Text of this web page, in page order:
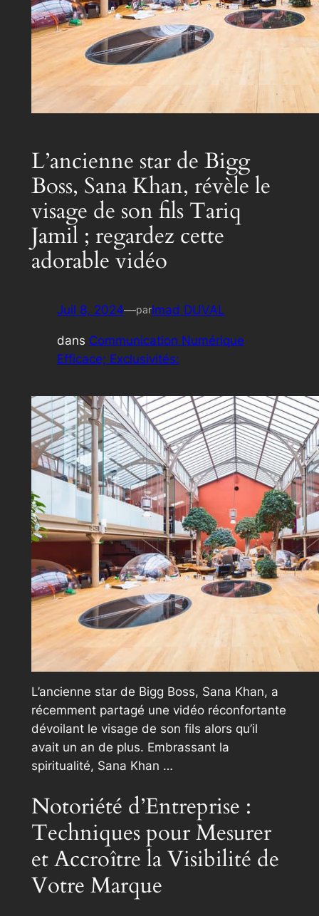
L’ancienne star de Bigg
Boss, Sana Khan, révèle le
visage de son fils Tariq
Jamil ; regardez cette
adorable vidéo
Juil 8, 2024—parImad DUVAL
dans Communication Numérique
Efficace; Exclusivités:
L’ancienne star de Bigg Boss, Sana Khan, a
récemment partagé une vidéo réconfortante
dévoilant le visage de son fils alors qu’il
avait un an de plus. Embrassant la
spiritualité, Sana Khan …
Notoriété d’Entreprise :
Techniques pour Mesurer
et Accroître la Visibilité de
Votre Marque